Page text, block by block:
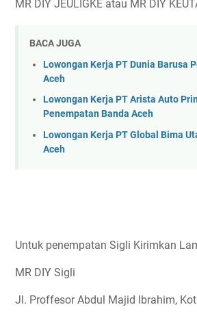
MR DIY JEULIGKE atau MR DIY
BACA JUGA
Lowongan Kerja PT Dunia Barusa
Aceh
Lowongan Kerja PT Arista Auto
Penempatan Banda Aceh
Lowongan Kerja PT Global Bima
Aceh
Untuk penempatan Sigli Kirimkan
MR DIY Sigli
Jl. Proffesor Abdul Majid Ibrahim,